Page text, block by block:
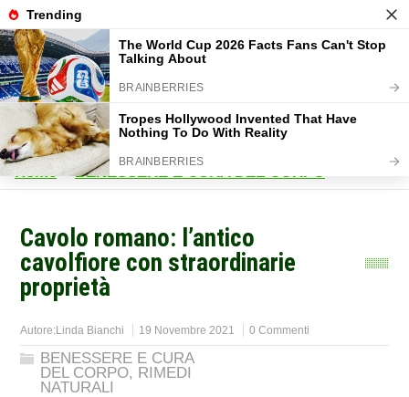
Home >BENESSERE E CURA DEL CORPO
Cavolo romano: l’antico
cavolfiore con straordinarie
proprietà
Autore:Linda Bianchi 19 Novembre 2021 0 Commenti
BENESSERE E CURA
DEL CORPO, RIMEDI
NATURALI